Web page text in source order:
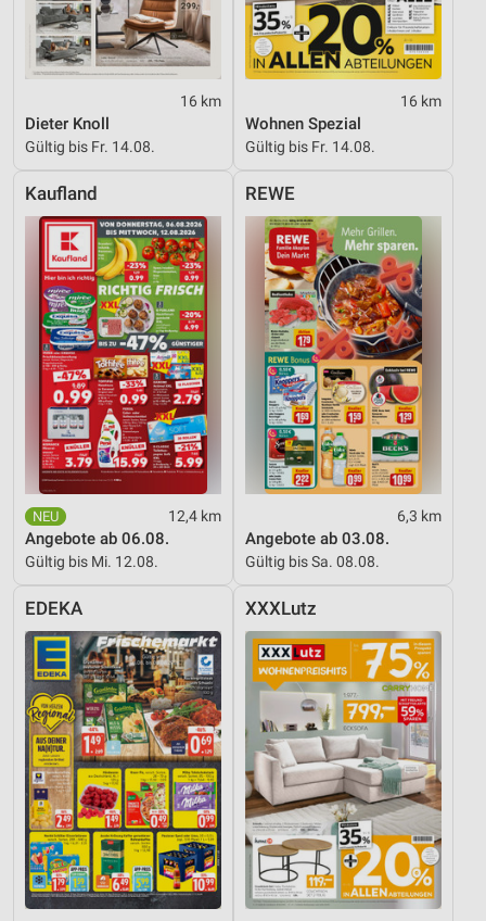
16 km
Dieter Knoll
Gültig bis Fr. 14.08.
16 km
Wohnen Spezial
Gültig bis Fr. 14.08.
Kaufland
12,4 km
Angebote ab 06.08.
Gültig bis Mi. 12.08.
REWE
6,3 km
Angebote ab 03.08.
Gültig bis Sa. 08.08.
EDEKA XXXLutz